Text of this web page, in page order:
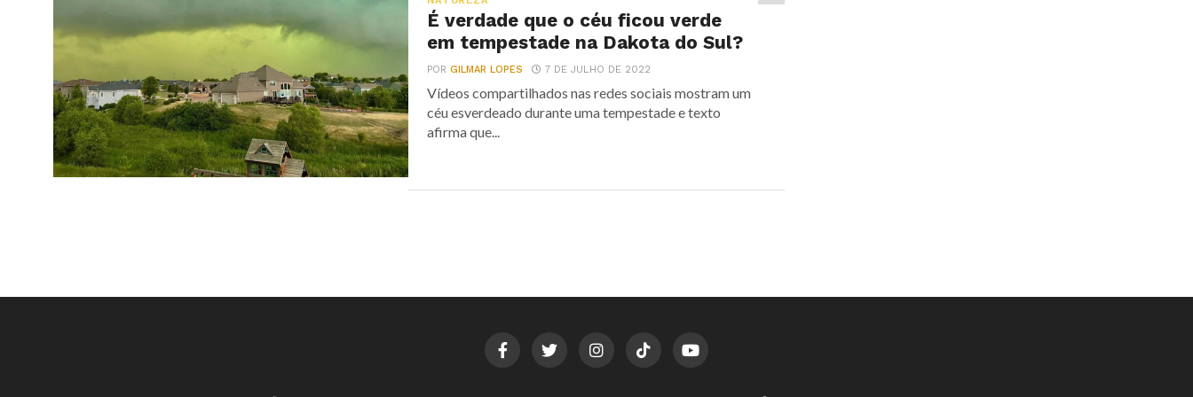
É verdade que o céu ficou verde
em tempestade na Dakota do Sul?
PORGILMAR LOPES 7 DE JULHO DE 2022
Vídeos compartilhados nas redes sociais mostram um
céu esverdeado durante uma tempestade e texto
afirma que...